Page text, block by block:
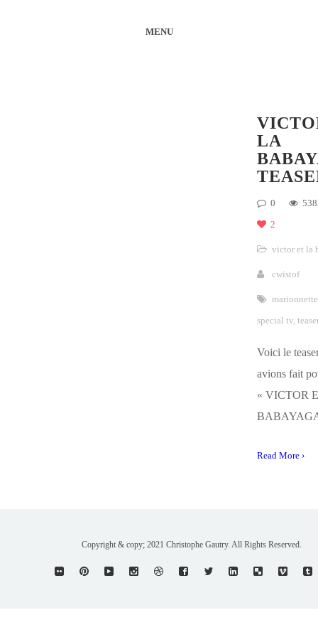
MENU
LA
0
2
victor et la
cwistof
special tv,
Voici le
avions fait
« VICTOR
Read More ›
Copyright & copy; 2021 Christophe Gautry. All Rights Reserved.